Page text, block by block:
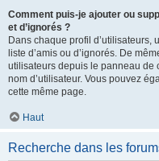
Comment puis-je ajouter ou
et d’ignorés ?
Dans chaque profil d’utilisateurs,
liste d’amis ou d’ignorés. De
utilisateurs depuis le panneau de
nom d’utilisateur. Vous pouvez
cette même page.
Haut
Recherche dans les